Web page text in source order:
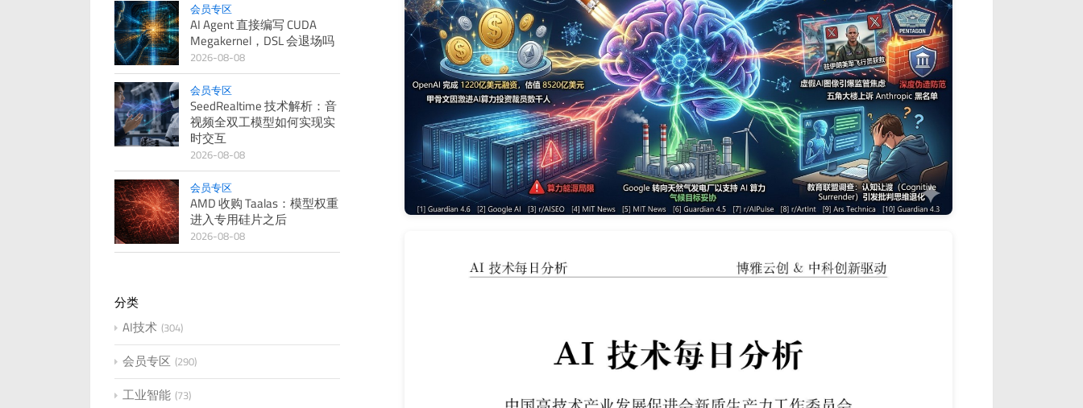
会员专区
AI Agent 直接编写 CUDA
Megakernel，DSL 会退场吗
2026-08-08
会员专区
SeedRealtime 技术解析：音
视频全双工模型如何实现实
时交互
2026-08-08
会员专区
AMD 收购 Taalas：模型权重
进入专用硅片之后
2026-08-08
分类
AI技术 304
会员专区 290
工业智能 73